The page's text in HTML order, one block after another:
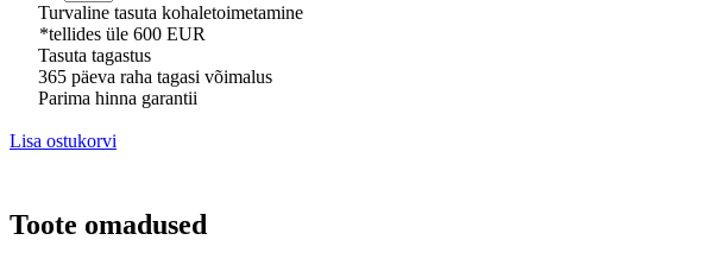
Turvaline tasuta kohaletoimetamine
*tellides üle 600 EUR
Tasuta tagastus
365 päeva raha tagasi võimalus
Parima hinna garantii
Lisa ostukorvi
Toote omadused